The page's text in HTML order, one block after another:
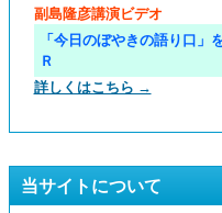
副島隆彦講演ビデオ
「今日のぼやきの語り口」
Ｒ
詳しくはこちら →
当サイトについて